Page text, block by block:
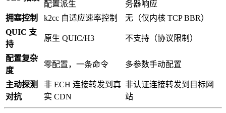
配置派生
务器响应
拥塞控制
k2cc 自适应速率控制
无（仅内核 TCP BBR）
QUIC 支
持
原生 QUIC/H3 不支持（协议限制）
配置复杂
度
零配置，一条命令 多参数手动配置
主动探测
对抗
非 ECH 连接转发到真
实 CDN
非认证连接转发到目标网
站